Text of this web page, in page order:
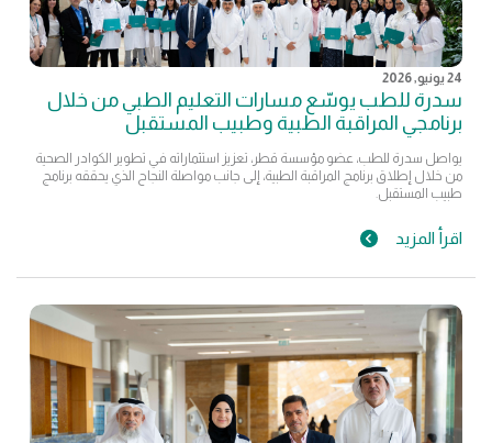
24 يونيو, 2026
سدرة للطب يوسّع مسارات التعليم الطبي من خلال
برنامجي المراقبة الطبية وطبيب المستقبل
يواصل سدرة للطب، عضو مؤسسة قطر، تعزيز استثماراته في تطوير الكوادر الصحية
من خلال إطلاق برنامج المراقبة الطبية، إلى جانب مواصلة النجاح الذي يحققه برنامج
طبيب المستقبل.
اقرأ المزيد